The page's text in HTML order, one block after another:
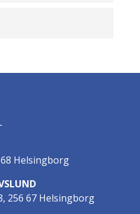
Helsingborg
256 67 Helsingborg